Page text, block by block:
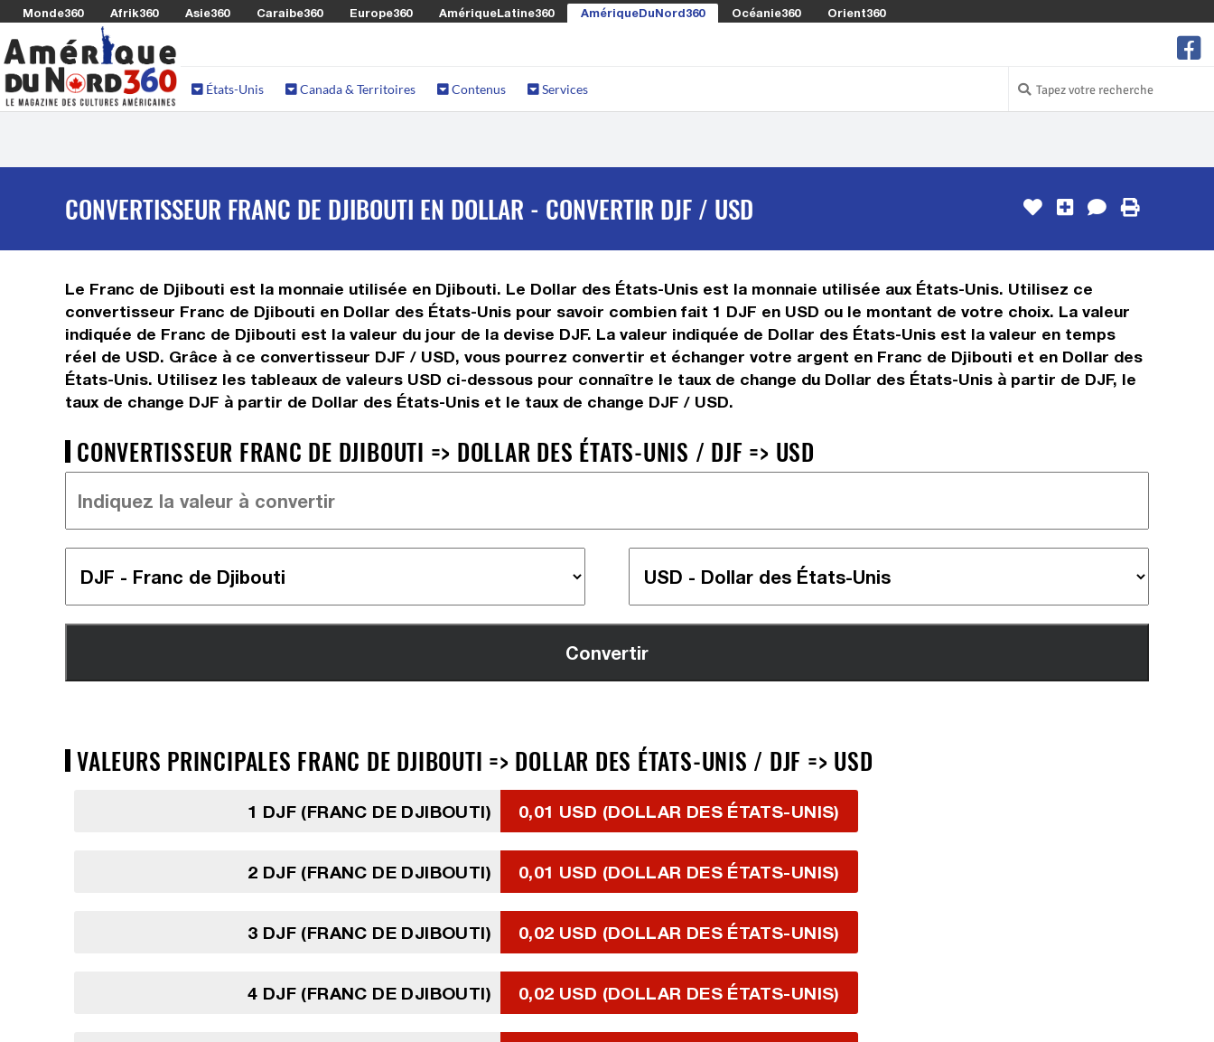
Monde360 Afrik360 Asie360 Caraibe360 Europe360 AmériqueLatine360 AmériqueDuNord360 Océanie360 Orient360
États-Unis Canada & Territoires Contenus Services
CONVERTISSEUR FRANC DE DJIBOUTI EN DOLLAR - CONVERTIR DJF / USD
Le Franc de Djibouti est la monnaie utilisée en Djibouti. Le Dollar des États-Unis est la monnaie utilisée aux États-Unis. Utilisez ce
convertisseur Franc de Djibouti en Dollar des États-Unis pour savoir combien fait 1 DJF en USD ou le montant de votre choix. La valeur
indiquée de Franc de Djibouti est la valeur du jour de la devise DJF. La valeur indiquée de Dollar des États-Unis est la valeur en temps
réel de USD. Grâce à ce convertisseur DJF / USD, vous pourrez convertir et échanger votre argent en Franc de Djibouti et en Dollar des
États-Unis. Utilisez les tableaux de valeurs USD ci-dessous pour connaître le taux de change du Dollar des États-Unis à partir de DJF, le
taux de change DJF à partir de Dollar des États-Unis et le taux de change DJF / USD.
CONVERTISSEUR FRANC DE DJIBOUTI => DOLLAR DES ÉTATS-UNIS / DJF => USD
VALEURS PRINCIPALES FRANC DE DJIBOUTI => DOLLAR DES ÉTATS-UNIS / DJF => USD
1 DJF (FRANC DE DJIBOUTI) 0,01 USD (DOLLAR DES ÉTATS-UNIS)
2 DJF (FRANC DE DJIBOUTI) 0,01 USD (DOLLAR DES ÉTATS-UNIS)
3 DJF (FRANC DE DJIBOUTI) 0,02 USD (DOLLAR DES ÉTATS-UNIS)
4 DJF (FRANC DE DJIBOUTI) 0,02 USD (DOLLAR DES ÉTATS-UNIS)